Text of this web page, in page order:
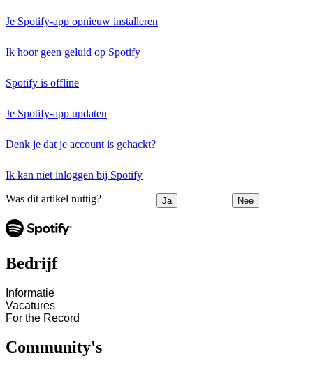
Je Spotify-app opnieuw installeren
Ik hoor geen geluid op Spotify
Spotify is offline
Je Spotify-app updaten
Denk je dat je account is gehackt?
Ik kan niet inloggen bij Spotify
Was dit artikel nuttig? Ja Nee
Bedrijf
Informatie
Vacatures
For the Record
Community's